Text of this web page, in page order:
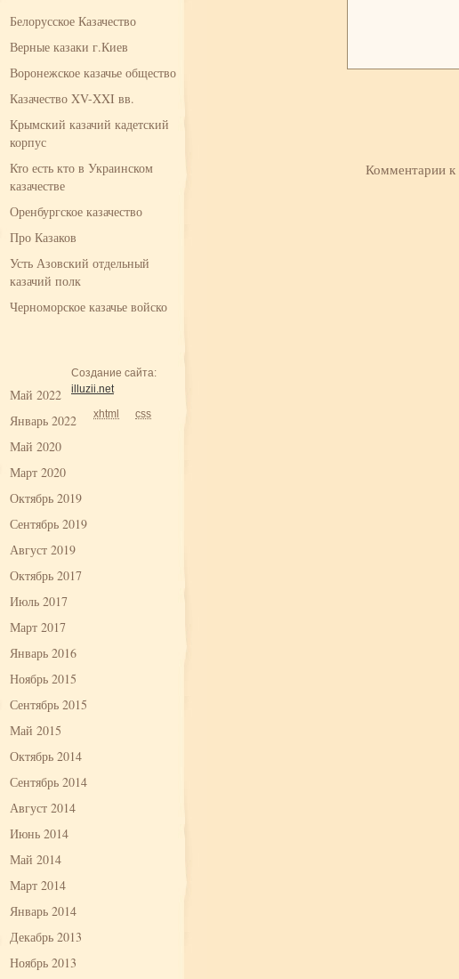
Белорусское Казачество
Верные казаки г.Киев
Воронежское казачье общество
Казачество XV-XXI вв.
Крымский казачий кадетский
корпус
Кто есть кто в Украинском
казачестве
Оренбургское казачество
Про Казаков
Усть Азовский отдельный
казачий полк
Черноморское казачье войско
Май 2022
Январь 2022
Май 2020
Март 2020
Октябрь 2019
Сентябрь 2019
Август 2019
Октябрь 2017
Июль 2017
Март 2017
Январь 2016
Ноябрь 2015
Сентябрь 2015
Май 2015
Октябрь 2014
Сентябрь 2014
Август 2014
Июнь 2014
Май 2014
Март 2014
Январь 2014
Декабрь 2013
Ноябрь 2013
Комментарии к
Создание сайта:
illuzii.net
xhtml
css